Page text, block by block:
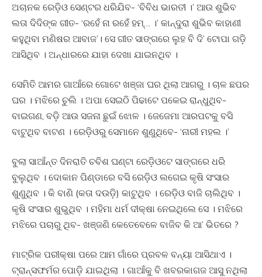
ଅଚାନକ ରେଡ଼ିଓ ସେଣ୍ଟର ଧରିଯିବ- ‘ବିବିଧ ଭାରତୀ ।’ ଆଉ ଶୁଭିବ
ଲତା ଦିଦିଙ୍କ ଗୀତ- ‘ରହେଁ ନା ରହେଁ ହମ୍… ।’ କାନ୍ଦୁରା ଶୁଭିବ କାହାଣୀ
କହୁଥିବା ମଣିଷର ଆବାଜ’। ସେ ଗୀତ ସାଙ୍ଗରେ ଲୁହ ବି ଦି’ ଟୋପା ଗଡ଼ି
ଆସିଥିବ । ଅନ୍ଧାରରେ ଯାହା ଦେଖା ଯାଇନଥିବ ।
ସେମିତି ଆମର ଗାଆଁରେ ଗୋଟେ ଖଞ୍ଜା ଘର ଥିଲା ଆଗରୁ । ଚାଳ ଛପର
ଘର । ମଝିରେ ଚୁଲି । ଅପା ସେଇଠି ପିଢାଟେ ପକେଇ ରାନ୍ଧୁଥିବ-
ବାଇଗଣ, ବଡ଼ି ଆଉ ସଜନା ଛୁଇଁ ଝୋଳ । ଜେଜେମା ଆରପଟକୁ ବସି
ବାଟୁଥିବ ବାଟଣ । ରେଡ଼ିଓରୁ ସେମାନେ ଶୁଣୁଥିବେ- ‘ନାରୀ ମହଲ ।’
ବୁଲା ସାଆଁନ୍ତ ଦିନରାତି ଚବିଶ ଘଣ୍ଟା ରେଡ଼ିଓଟେ ସାଙ୍ଗରେ ଧରି
ବୁଲୁଥିବ । ଦୋକାନ ପିଣ୍ଡାରେ ବସି ରେଡ଼ିଓ ଲଗେଇ କୃଷି ସଂସାର
ଶୁଣୁଥିବ । କି ବାଣି (କତା ଦଉଡ଼ି) କାଟୁଥିବ । ରେଡ଼ିଓ ବାଜି ଚାଲିଥିବ ।
କୃଷି ସଂସାର ଶୁଭୁଥିବ । ମହିମା ଧର୍ମ ଦୀକ୍ଷା ନେଇଥିଲେ ସେ । ମଝିରେ
ମଝିରେ ପଚାରୁ ଥିବ- ଖଞ୍ଜଣି କେତେବେଳେ ବାଜିବ କି ଆ’ ଭିତରେ ?
ମାଟ୍ରିକ ପରୀକ୍ଷା ପରେ ଆମ ଗାଁରେ ପ୍ରବଳ ବନ୍ୟା ଆସିଥାଏ ।
ଟ୍ରାନ୍ସଫର୍ମର ପୋଡ଼ି ଯାଇଥିଲା । ଗାଆଁକୁ ବି ଖବରକାଗଜ ଆସୁ ନଥିଲା